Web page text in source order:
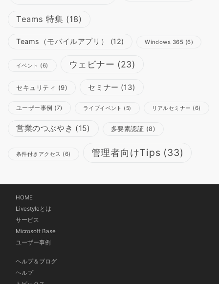
Teams 特集 (18)
Teams（モバイルアプリ） (12) Windows 365 (6)
イベント (6) ウェビナー (23)
セキュリティ (9) セミナー (13)
ユーザー事例 (7) ライブイベント (5) リアルセミナー (6)
営業のつぶやき (15) 多要素認証 (8)
条件付きアクセス (6) 管理者向けTips (33)
HOME
Livestyleとは
サービス
Microsoft Base
ユーザー事例
ヘルプ＆ブログ
ヘルプ